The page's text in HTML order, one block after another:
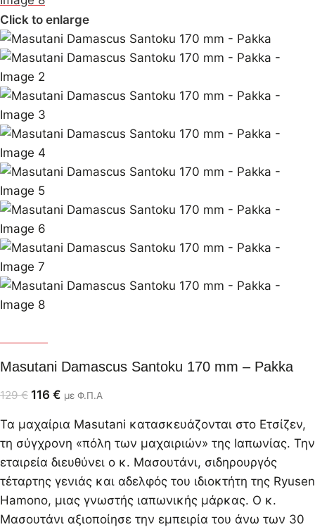
Click to enlarge
Masutani Damascus Santoku 170 mm – Pakka
129€ 116 € με Φ.Π.Α
Τα μαχαίρια Masutani κατασκευάζονται στο Ετσίζεν,
τη σύγχρονη «πόλη των μαχαιριών» της Ιαπωνίας. Την
εταιρεία διευθύνει ο κ. Μασουτάνι, σιδηρουργός
τέταρτης γενιάς και αδελφός του ιδιοκτήτη της Ryusen
Hamono, μιας γνωστής ιαπωνικής μάρκας. Ο κ.
Μασουτάνι αξιοποίησε την εμπειρία του άνω των 30